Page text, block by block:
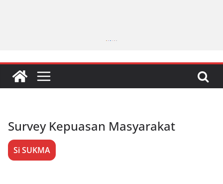
Survey Kepuasan Masyarakat
Si SUKMA